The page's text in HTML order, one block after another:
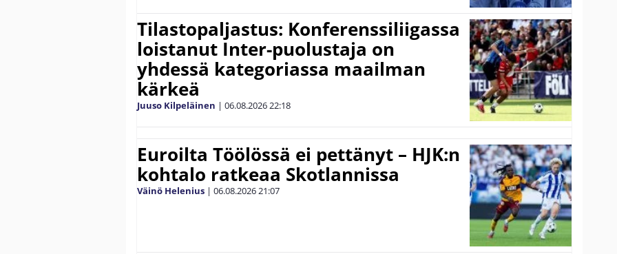
Tilastopaljastus: Konferenssiliigassa
loistanut Inter-puolustaja on
yhdessä kategoriassa maailman
kärkeä
Juuso Kilpeläinen | 06.08.202622:18
Euroilta Töölössä ei pettänyt – HJK:n
kohtalo ratkeaa Skotlannissa
Väinö Helenius | 06.08.202621:07